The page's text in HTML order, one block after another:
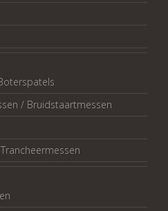
/ Bruidstaartmessen